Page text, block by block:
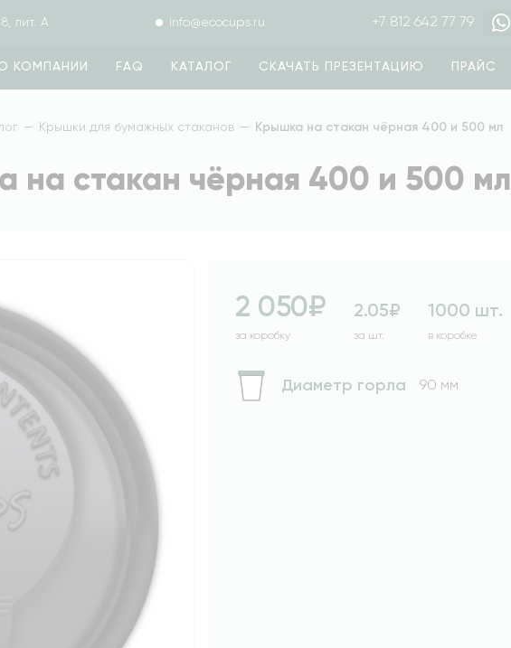
лит. А info@ecocups.ru +7 812 642 77 79
КОМПАНИИ FAQ КАТАЛОГ СКАЧАТЬ ПРЕЗЕНТАЦИЮ ПРАЙС
— Крышки для бумажных стаканов — Крышка на стакан чёрная 400 и 500 мл
на стакан чёрная 400 и 500 мл
2 050₽
за коробку
2.05₽
за шт.
1000 шт.
в коробке
Диаметр горла 90 мм